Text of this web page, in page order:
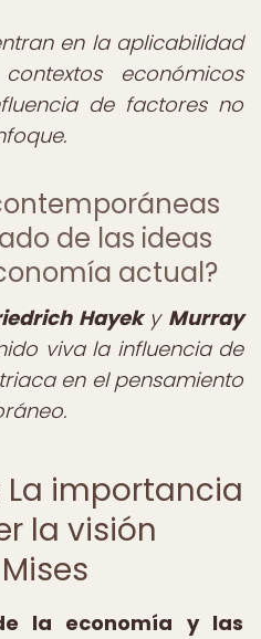
en la aplicabilidad
económicos
de factores no
de las ideas
actual?
Hayeky Murray
viva la influencia de
en el pensamiento
La importancia
la visión
la economía y las